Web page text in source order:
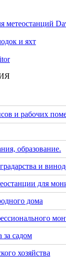
метеостанций
и яхт
и рабочих
образование.
и
для
дома
за садом
хозяйства